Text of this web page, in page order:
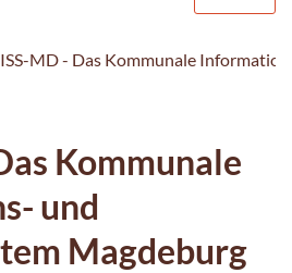
MD - Das Kommunale
Kommunale
und
Magdeburg